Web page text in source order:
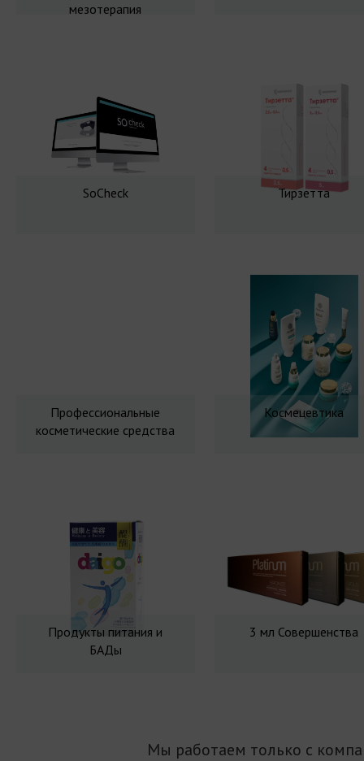
мезотерапия
SoCheck Тирзетта
Профессиональные
косметические средства
Космецевтика
Продукты питания и
БАДы
3 мл Совершенства
Мы работаем только с